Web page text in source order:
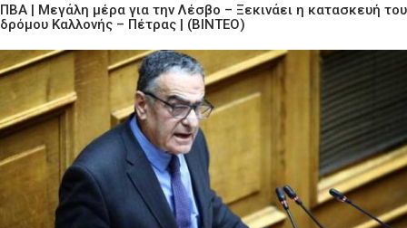
ΠΒΑ | Μεγάλη μέρα για την Λέσβο – Ξεκινάει η κατασκευή του
δρόμου Καλλονής – Πέτρας | (ΒΙΝΤΕΟ)